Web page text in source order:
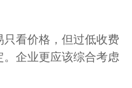
看价格，但过低收费
企业更应该综合考虑